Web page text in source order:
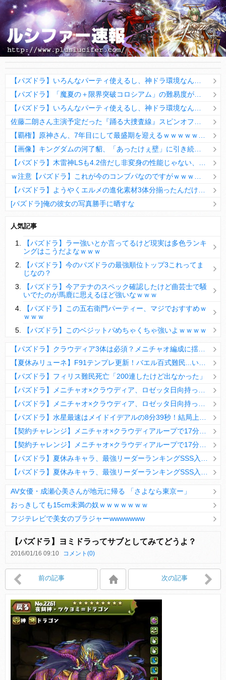
[パズドラ]俺の彼女の写真勝手に晒すな
【パズドラ】陣とか覚醒大小の方がええやろか？
ＤｅＮＡ山崎憲晴 左膝靭帯の手術を無事に終了
Powered by livedoor 相互RSS
人気記事
【パズドラ】ラー強いとか言ってるけど現実は多色ランキ
ングはこうだよなｗｗｗ
【パズドラ】今のパズドラの最強順位トップ3これってま
じなの？
【パズドラ】今アテナのスペック確認したけど曲芸士で騒
いでたのが馬鹿に思えるほど強いなｗｗｗ
【パズドラ】この五右衛門パーティー、マジでおすすめｗ
ｗｗｗ
【パズドラ】このベジットパめちゃくちゃ強いよｗｗｗｗ
【パズドラ】フィリス難民死亡「200連したけど出なかった」
Powered by livedoor 相互RSS
AV女優・成瀬心美さんが地元に帰る 「さよなら東京ー」
おっきしても15cm未満の奴ｗｗｗｗｗｗｗ
フジテレビで美女のブラジャーwwwwwww
Powered by livedoor 相互RSS
【パズドラ】ヨミドラってサブとしてみてどうよ？
2016/01/16 09:10 コメント(0)
前の記事 次の記事